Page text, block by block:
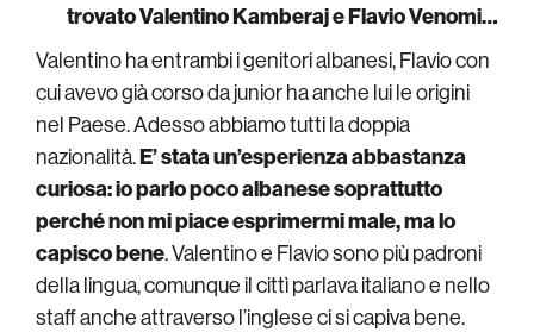
trovato Valentino Kamberaj e Flavio Venomi…
Valentino ha entrambi i genitori albanesi, Flavio con
cui avevo già corso da junior ha anche lui le origini
nel Paese. Adesso abbiamo tutti la doppia
nazionalità.E’ stata un’esperienza abbastanza
curiosa: io parlo poco albanese soprattutto
perché non mi piace esprimermi male, ma lo
capisco bene. Valentino e Flavio sono più padroni
della lingua, comunque il cittì parlava italiano e nello
staff anche attraverso l’inglese ci si capiva bene.